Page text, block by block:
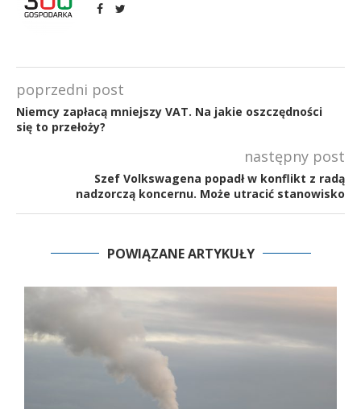
poprzedni post
Niemcy zapłacą mniejszy VAT. Na jakie oszczędności
się to przełoży?
następny post
Szef Volkswagena popadł w konflikt z radą
nadzorczą koncernu. Może utracić stanowisko
POWIĄZANE ARTYKUŁY